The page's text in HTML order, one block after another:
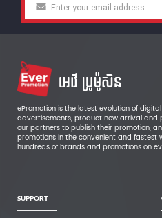
ePromotion is the latest evolution of
advertisements, product new arrival and
our partners to publish their promotion,
promotions in the convenient and fastest
hundreds of brands and promotions on
SUPPORT